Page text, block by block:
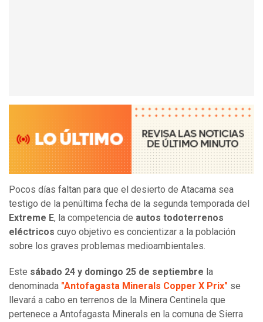
Pocos días faltan para que el desierto de Atacama sea
testigo de la penúltima fecha de la segunda temporada del
Extreme E, la competencia de autos todoterrenos
eléctricos cuyo objetivo es concientizar a la población
sobre los graves problemas medioambientales.
Este sábado 24 y domingo 25 de septiembre la
denominada "Antofagasta Minerals Copper X Prix" se
llevará a cabo en terrenos de la Minera Centinela que
pertenece a Antofagasta Minerals en la comuna de Sierra